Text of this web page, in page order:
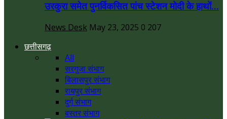
उरकुरा समेत पुनर्विकसित पांच स्टेशन मोदी के हाथों...
News Desk May 23, 2025 0 207
छत्तीसगढ़
All
सरगुजा संभाग
बिलासपुर संभाग
रायपुर संभाग
दुर्ग संभाग
बस्तर संभाग